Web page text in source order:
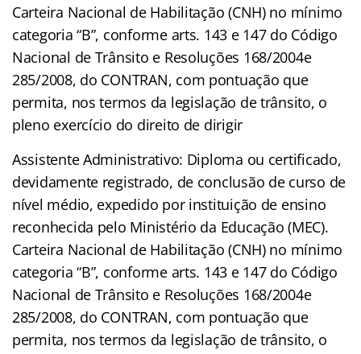
Carteira Nacional de Habilitação (CNH) no mínimo
categoria “B”, conforme arts. 143 e 147 do Código
Nacional de Trânsito e Resoluções 168/2004e
285/2008, do CONTRAN, com pontuação que
permita, nos termos da legislação de trânsito, o
pleno exercício do direito de dirigir
Assistente Administrativo: Diploma ou certificado,
devidamente registrado, de conclusão de curso de
nível médio, expedido por instituição de ensino
reconhecida pelo Ministério da Educação (MEC).
Carteira Nacional de Habilitação (CNH) no mínimo
categoria “B”, conforme arts. 143 e 147 do Código
Nacional de Trânsito e Resoluções 168/2004e
285/2008, do CONTRAN, com pontuação que
permita, nos termos da legislação de trânsito, o